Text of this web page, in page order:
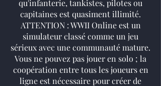
qu'infanterie, tankistes, pilotes ou
capitaines est quasiment illimité.
ATTENTION : WWII Online est un
simulateur classé comme un jeu
sérieux avec une communauté mature.
Vous ne pouvez pas jouer en solo ; la
coopération entre tous les joueurs en
ligne est nécessaire pour créer de